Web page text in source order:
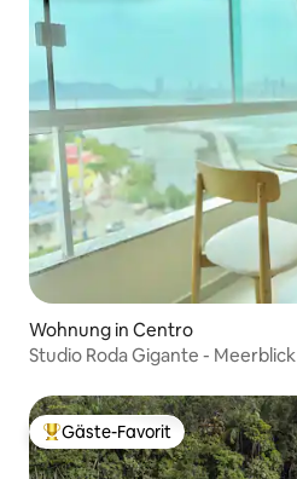
Wohnung in Centro
Studio Roda Gigante - Meerblick
Beliebter Gäste-Favorit.
Gäste-Favorit